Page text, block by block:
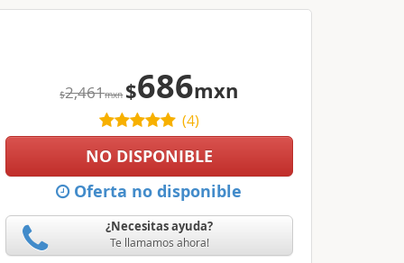
$2,461mxn $686mxn
(4)
NO DISPONIBLE
Oferta no disponible
¿Necesitas ayuda?
Te llamamos ahora!